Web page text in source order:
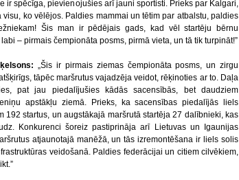
ir spēcīga, pievienojušies arī jauni sportisti. Prieks par Kalgari,
ko vēlējos. Paldies mammai un tētim par atbalstu, paldies
Šis man ir pēdējais gads, kad vēl startēju bērnu
– pirmais čempionāta posms, pirmā vieta, un tā tik turpināt!”
„Šis ir pirmais ziemas čempionāta posms, un zirgu
tāpēc maršrutus vajadzēja veidot, rēķinoties ar to. Daļa
pat jau piedalījušies kādās sacensībās, bet daudziem
apstākļu ziemā. Prieks, ka sacensības piedalījās liels
192 startus, un augstākajā maršrutā startēja 27 dalībnieki, kas
Konkurenci šoreiz pastiprināja arī Lietuvas un Igaunijas
atjaunotajā manēžā, un tās izremontēšana ir liels solis
veidošanā. Paldies federācijai un citiem cilvēkiem,